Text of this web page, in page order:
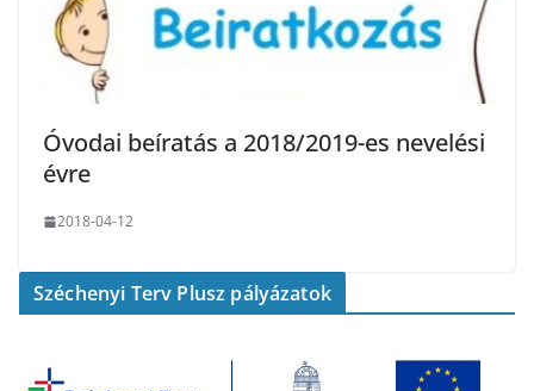
Óvodai beíratás a 2018/2019-es nevelési
évre
2018-04-12
Széchenyi Terv Plusz pályázatok